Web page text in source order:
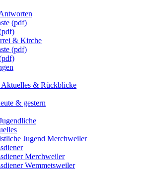
(pdf)
& Kirche
(pdf)
Aktuelles & Rückblicke
& gestern
Jugend Merchweiler
Merchweiler
Wemmetsweiler